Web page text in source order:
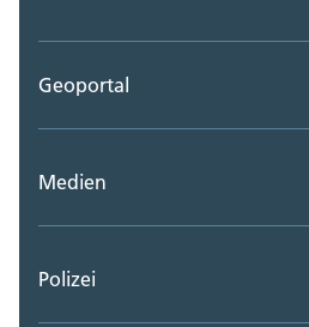
Geoportal
Medien
Polizei